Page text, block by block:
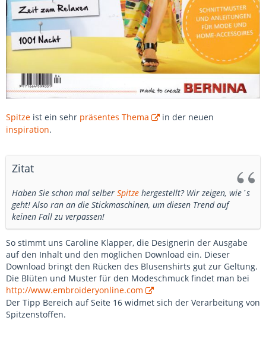
Spitze ist ein sehr präsentes Thema
in der neuen
inspiration.
Zitat
Haben Sie schon mal selber Spitze hergestellt? Wir zeigen, wie´s
geht! Also ran an die Stickmaschinen, um diesen Trend auf
keinen Fall zu verpassen!
So stimmt uns Caroline Klapper, die Designerin der Ausgabe
auf den Inhalt und den möglichen Download ein. Dieser
Download bringt den Rücken des Blusenshirts gut zur Geltung.
Die Blüten und Muster für den Modeschmuck findet man bei
http://www.embroideryonline.com
Der Tipp Bereich auf Seite 16 widmet sich der Verarbeitung von
Spitzenstoffen.